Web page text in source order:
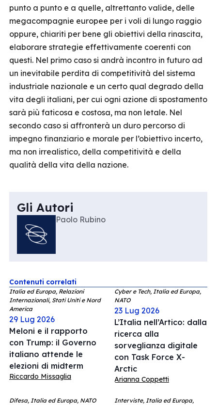
punto a punto e a quelle, altrettanto valide, delle
megacompagnie europee per i voli di lungo raggio
oppure, chiariti per bene gli obiettivi della rinascita,
elaborare strategie effettivamente coerenti con
questi. Nel primo caso si andrà incontro in futuro ad
un inevitabile perdita di competitività del sistema
industriale nazionale e un certo qual degrado della
vita degli italiani, per cui ogni azione di spostamento
sarà più faticosa e costosa, ma non letale. Nel
secondo caso si affronterà un duro percorso di
impegno finanziario e morale per l’obiettivo incerto,
ma non irrealistico, della competitività e della
qualità della vita della nazione.
Gli Autori
Paolo Rubino
Contenuti correlati
Italia ed Europa, Relazioni
Internazionali, Stati Uniti e Nord
America
29 Lug 2026
Meloni e il rapporto
con Trump: il Governo
italiano attende le
elezioni di midterm
Riccardo Missaglia
Cyber e Tech, Italia ed Europa,
NATO
23 Lug 2026
L’Italia nell’Artico: dalla
ricerca alla
sorveglianza digitale
con Task Force X-
Arctic
Arianna Coppetti
Difesa, Italia ed Europa, NATO
Interviste, Italia ed Europa,